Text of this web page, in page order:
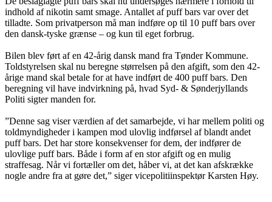
indhold af nikotin samt smage. Antallet af puff bars var over det
tilladte. Som privatperson må man indføre op til 10 puff bars over
den dansk-tyske grænse – og kun til eget forbrug.
Bilen blev ført af en 42-årig dansk mand fra Tønder Kommune.
Toldstyrelsen skal nu beregne størrelsen på den afgift, som den 42-
årige mand skal betale for at have indført de 400 puff bars. Den
beregning vil have indvirkning på, hvad Syd- & Sønderjyllands
Politi sigter manden for.
”Denne sag viser værdien af det samarbejde, vi har mellem politi og
toldmyndigheder i kampen mod ulovlig indførsel af blandt andet
puff bars. Det har store konsekvenser for dem, der indfører de
ulovlige puff bars. Både i form af en stor afgift og en mulig
straffesag. Når vi fortæller om det, håber vi, at det kan afskrække
nogle andre fra at gøre det,” siger vicepolitiinspektør Karsten Høy.